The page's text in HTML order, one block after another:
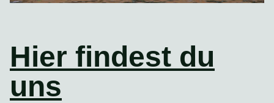
Hier findest du
uns